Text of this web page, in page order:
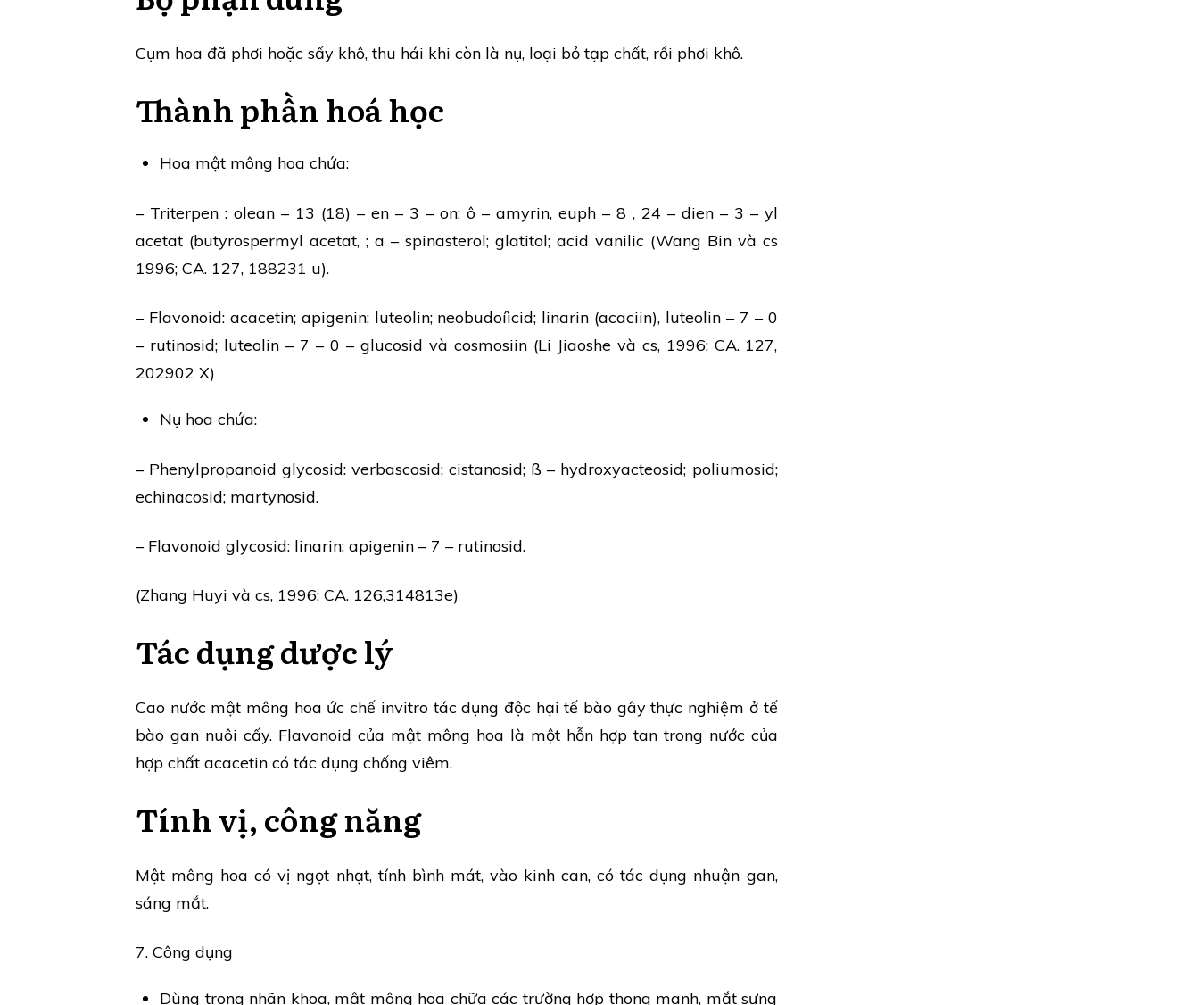
Cụm hoa đã phơi hoặc sấy khô, thu hái khi còn là nụ, loại bỏ tạp chất, rồi phơi khô.
Thành phần hoá học
Hoa mật mông hoa chứa:
– Triterpen : olean – 13 (18) – en – 3 – on; ô – amyrin, euph – 8 , 24 – dien – 3 – yl
acetat (butyrospermyl acetat, ; a – spinasterol; glatitol; acid vanilic (Wang Bin và cs
1996; CA. 127, 188231 u).
– Flavonoid: acacetin; apigenin; luteolin; neobudoíìcid; linarin (acaciin), luteolin – 7 – 0
– rutinosid; luteolin – 7 – 0 – glucosid và cosmosiin (Li Jiaoshe và cs, 1996; CA. 127,
202902 X)
Nụ hoa chứa:
– Phenylpropanoid glycosid: verbascosid; cistanosid; ß – hydroxyacteosid; poliumosid;
echinacosid; martynosid.
– Flavonoid glycosid: linarin; apigenin – 7 – rutinosid.
(Zhang Huyi và cs, 1996; CA. 126,314813e)
Tác dụng dược lý
Cao nước mật mông hoa ức chế invitro tác dụng độc hại tế bào gây thực nghiệm ở tế
bào gan nuôi cấy. Flavonoid của mật mông hoa là một hỗn hợp tan trong nước của
hợp chất acacetin có tác dụng chống viêm.
Tính vị, công năng
Mật mông hoa có vị ngọt nhạt, tính bình mát, vào kinh can, có tác dụng nhuận gan,
sáng mắt.
7. Công dụng
Dùng trong nhãn khoa, mật mông hoa chữa các trường hợp thong manh, mắt sưng